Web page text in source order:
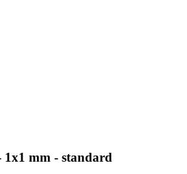
1x1 mm - standard